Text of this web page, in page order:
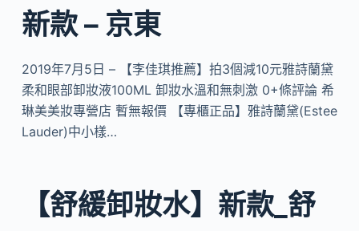
新款 – 京東
2019年7月5日 – 【李佳琪推薦】拍3個減10元雅詩蘭黛
柔和眼部卸妝液100ML 卸妝水溫和無刺激 0+條評論 希
琳美美妝專營店 暫無報價 【專櫃正品】雅詩蘭黛(Estee
Lauder)中小樣…
【舒緩卸妝水】新款_舒